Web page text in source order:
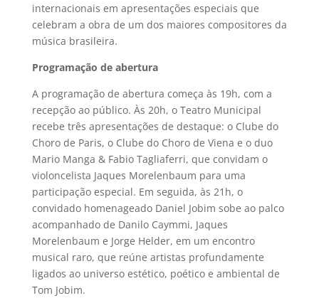
internacionais em apresentações especiais que
celebram a obra de um dos maiores compositores da
música brasileira.
Programação de abertura
A programação de abertura começa às 19h, com a
recepção ao público. Às 20h, o Teatro Municipal
recebe três apresentações de destaque: o Clube do
Choro de Paris, o Clube do Choro de Viena e o duo
Mario Manga & Fabio Tagliaferri, que convidam o
violoncelista Jaques Morelenbaum para uma
participação especial. Em seguida, às 21h, o
convidado homenageado Daniel Jobim sobe ao palco
acompanhado de Danilo Caymmi, Jaques
Morelenbaum e Jorge Helder, em um encontro
musical raro, que reúne artistas profundamente
ligados ao universo estético, poético e ambiental de
Tom Jobim.